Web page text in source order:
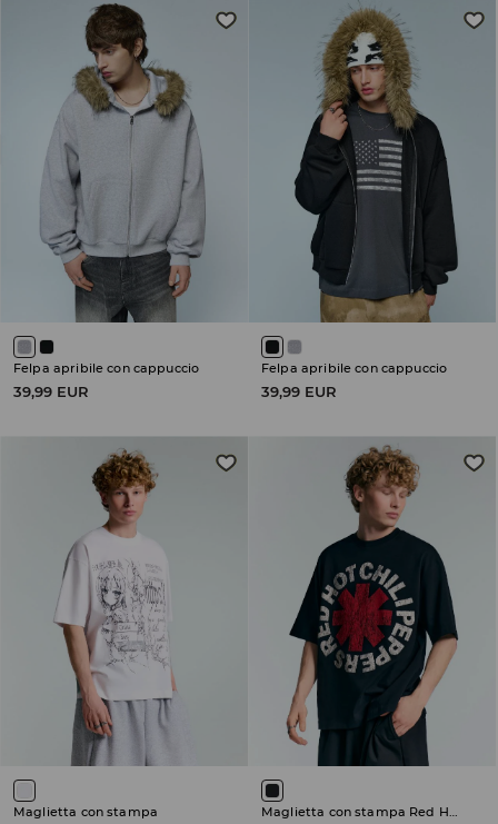
Felpa apribile con cappuccio
39,99 EUR
Felpa apribile con cappuccio
39,99 EUR
Maglietta con stampa